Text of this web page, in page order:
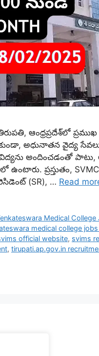
ఆంధ్రప్రదేశ్‌లో
అధునాతన వైద్య సేవలు
అందించడంతో పాటు,
ఉంటారు. ప్రస్తుతం,
(SR), … Read
Medical
medical college
official website, svims
, tirupati.ap.gov.in